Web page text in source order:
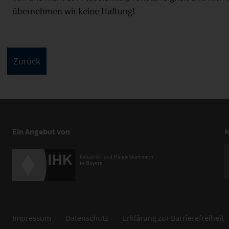
übernehmen wir keine Haftung!
Ein Angebot von
Impressum Datenschutz Erklärung zur Barrierefreiheit